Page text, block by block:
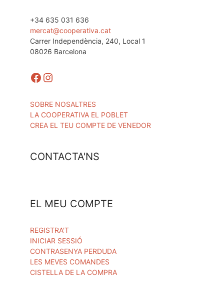
+34 635 031 636
mercat@cooperativa.cat
Carrer Independència, 240, Local 1
08026 Barcelona
Facebook
Instagram
SOBRE NOSALTRES
LA COOPERATIVA EL POBLET
CREA EL TEU COMPTE DE VENEDOR
CONTACTA'NS
EL MEU COMPTE
REGISTRA'T
INICIAR SESSIÓ
CONTRASENYA PERDUDA
LES MEVES COMANDES
CISTELLA DE LA COMPRA